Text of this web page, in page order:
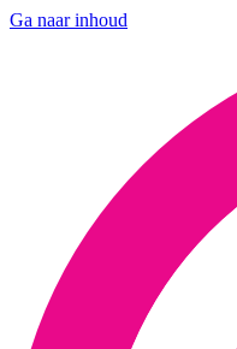
Ga naar inhoud